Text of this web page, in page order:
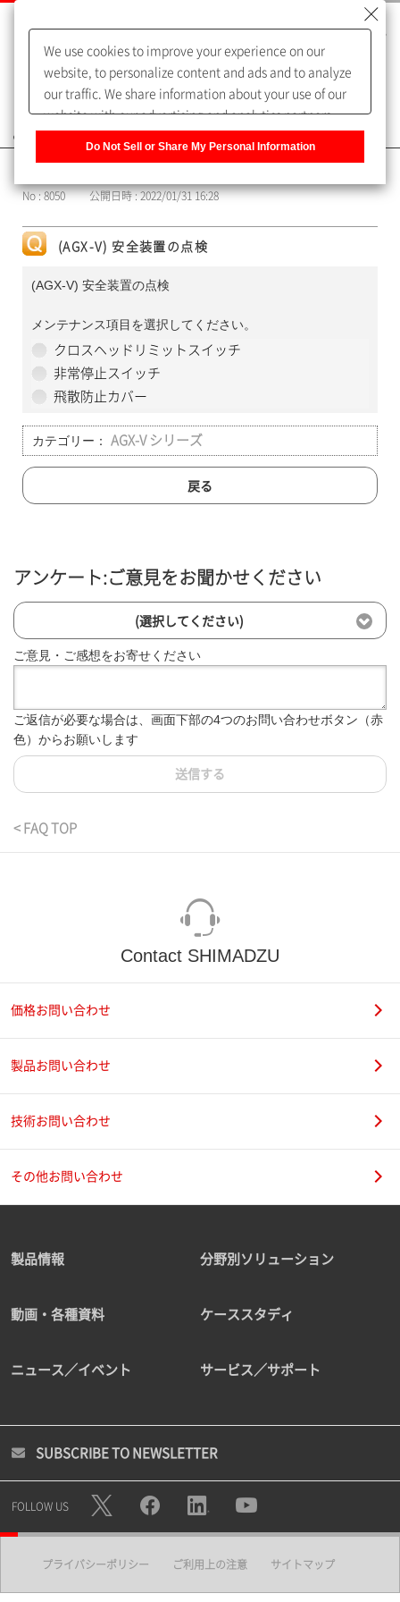
よくあるご質問（FAQ）
No : 8050 公開日時 : 2022/01/31 16:28
(AGX-V) 安全装置の点検
(AGX-V) 安全装置の点検
メンテナンス項目を選択してください。
クロスヘッドリミットスイッチ
非常停止スイッチ
飛散防止カバー
カテゴリー： AGX-V シリーズ
戻る
アンケート:ご意見をお聞かせください
(選択してください)
ご意見・ご感想をお寄せください
ご返信が必要な場合は、画面下部の4つのお問い合わせボタン（赤
色）からお願いします
送信する
< FAQ TOP
Contact SHIMADZU
価格お問い合わせ
製品お問い合わせ
技術お問い合わせ
その他お問い合わせ
製品情報 分野別ソリューション
動画・各種資料 ケーススタディ
ニュース／イベント サービス／サポート
SUBSCRIBE TO NEWSLETTER
FOLLOW US
プライバシーポリシー ご利用上の注意 サイトマップ
We use cookies to improve your experience on our
website, to personalize content and ads and to analyze
our traffic. We share information about your use of our
website with our advertising and analytics partners,
of our sharing information about you with our partners.
Information] to customize your cookie settings on our
Do Not Sell or Share My Personal Information